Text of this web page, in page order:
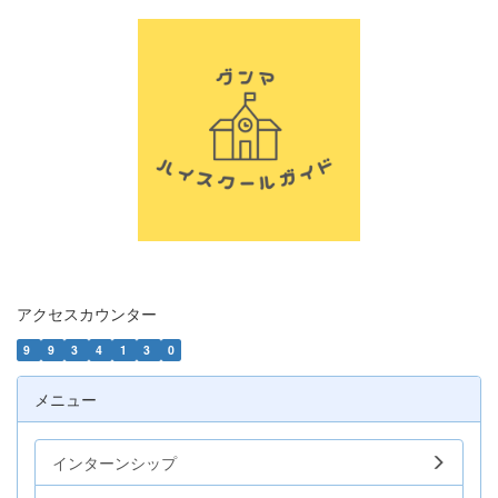
アクセスカウンター
9 9 3 4 1 3 0
メニュー
インターンシップ